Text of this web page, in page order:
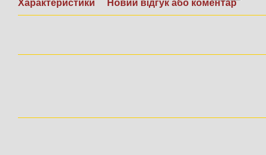
Характеристики Новий відгук або коментар